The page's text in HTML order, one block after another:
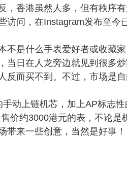
，香港虽然人多，但有秩序
访问，在Instagram发布至今
是什么手表爱好者或收藏家
当日在人龙旁边就见到很多
反而买不到。不过，市场是
上链机芯，加上AP标志性
价约3000港元的表，不论
带来一些创意，当然是好事！